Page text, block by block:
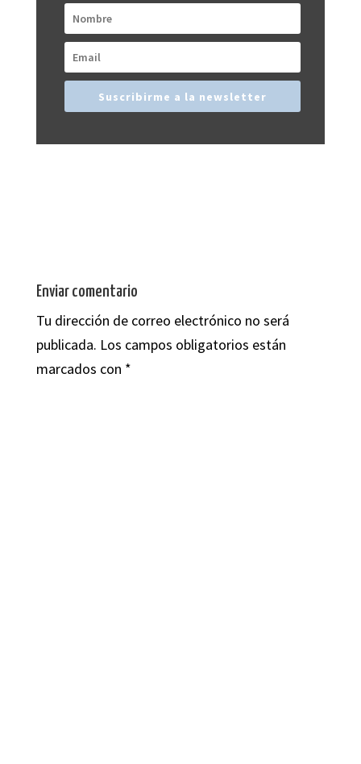
Suscribirme a la newsletter
Enviar comentario
Tu dirección de correo electrónico no será
publicada. Los campos obligatorios están
marcados con *